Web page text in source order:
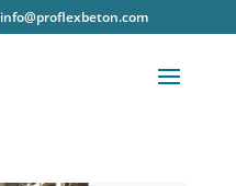
info@proflexbeton.com